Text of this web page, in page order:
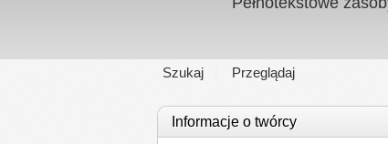
Szukaj Przeglądaj
Informacje o twórcy